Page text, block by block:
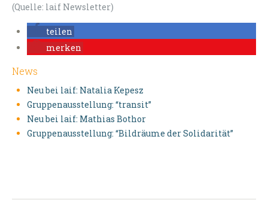
(Quelle: laif Newsletter)
teilen
merken
News
Neu bei laif: Natalia Kepesz
Gruppenausstellung: “transit”
Neu bei laif: Mathias Bothor
Gruppenausstellung: “Bildräume der Solidarität”